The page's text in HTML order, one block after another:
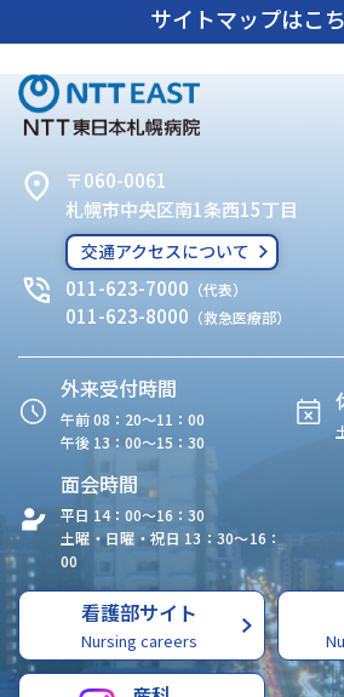
サイトマップはこ
〒060-0061
札幌市中央区南1条西15丁目
交通アクセスについて
011-623-7000 （代表）
011-623-8000 （救急医療部）
外来受付時間
午前 08：20〜11：00
午後 13：00〜15：30
面会時間
平日 14：00〜16：30
土曜・日曜・祝日 13：30〜16：
00
看護部サイト
Nursing careers